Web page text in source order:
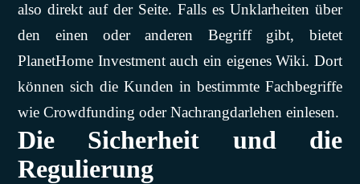
also direkt auf der Seite. Falls es Unklarheiten über
den einen oder anderen Begriff gibt, bietet
PlanetHome Investment auch ein eigenes Wiki. Dort
können sich die Kunden in bestimmte Fachbegriffe
wie Crowdfunding oder Nachrangdarlehen einlesen.
Die Sicherheit und die
Regulierung